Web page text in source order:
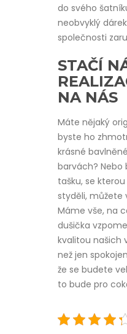
do svého
neobvyklý
společnosti
STAČÍ
NA NÁS
Máte nějaký
byste ho
krásné
barvách? Nebo
tašku, se
styděli, můžete
Máme vše, na
dušička
kvalitou našich
než jen
že se budete
to bude pro